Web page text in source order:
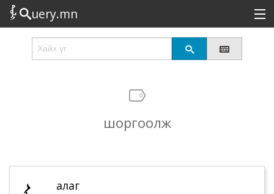
uery.mn
Сонирхолтой
шоргоолж
алаг